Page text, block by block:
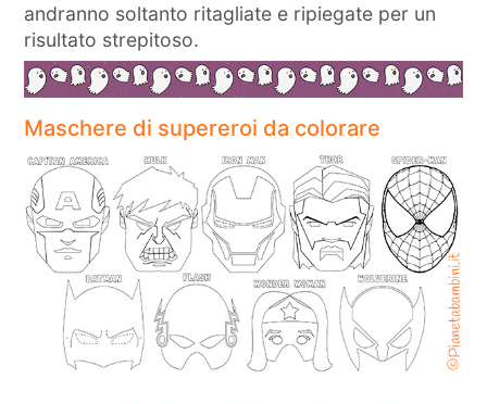
andranno soltanto ritagliate e ripiegate per un
risultato strepitoso.
Maschere di supereroi da colorare